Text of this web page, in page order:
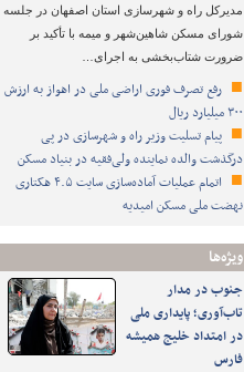
مدیرکل راه و شهرسازی استان اصفهان در جلسه
شورای مسکن شاهین‌شهر و میمه با تأکید بر
ضرورت شتاب‌بخشی به اجرای…
رفع تصرف فوری اراضی ملی در اهواز به ارزش
۳۰۰ میلیارد ریال
پیام تسلیت وزیر راه و شهرسازی در پی
درگذشت والده نماینده ولی‌فقیه در بنیاد مسکن
اتمام عملیات آماده‌سازی سایت ۴.۵ هکتاری
نهضت ملی مسکن امیدیه
ویژه‌ها
جنوب در مدار
تاب‌آوری؛ پایداری ملی
در امتداد خلیج همیشه
فارس